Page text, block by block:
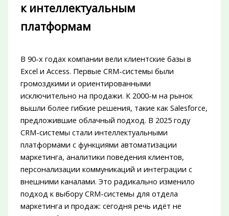
к интеллектуальным
платформам
В 90-х годах компании вели клиентские базы в
Excel и Access. Первые CRM-системы были
громоздкими и ориентированными
исключительно на продажи. К 2000-м на рынок
вышли более гибкие решения, такие как Salesforce,
предложившие облачный подход. В 2025 году
CRM-системы стали интеллектуальными
платформами с функциями автоматизации
маркетинга, аналитики поведения клиентов,
персонализации коммуникаций и интеграции с
внешними каналами. Это радикально изменило
подход к выбору CRM-системы для отдела
маркетинга и продаж: сегодня речь идёт не